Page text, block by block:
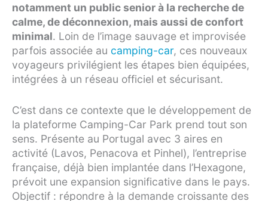
notamment un public senior à la recherche de
calme, de déconnexion, mais aussi de confort
minimal. Loin de l’image sauvage et improvisée
parfois associée au camping-car, ces nouveaux
voyageurs privilégient les étapes bien équipées,
intégrées à un réseau officiel et sécurisant.
C’est dans ce contexte que le développement de
la plateforme Camping-Car Park prend tout son
sens. Présente au Portugal avec 3 aires en
activité (Lavos, Penacova et Pinhel), l’entreprise
française, déjà bien implantée dans l’Hexagone,
prévoit une expansion significative dans le pays.
Objectif : répondre à la demande croissante des